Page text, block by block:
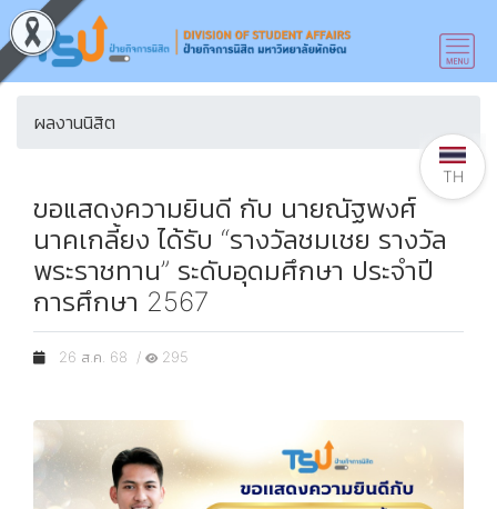
ผลงานนิสิต
ขอแสดงความยินดี กับ นายณัฐพงศ์
นาคเกลี้ยง ได้รับ “รางวัลชมเชย รางวัล
พระราชทาน” ระดับอุดมศึกษา ประจำปี
การศึกษา 2567
26 ส.ค. 68 / 295
TH